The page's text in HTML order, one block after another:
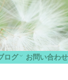
ログ お問い合わせ